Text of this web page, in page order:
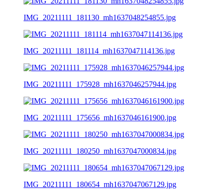
IMG_20211111_181130_mh1637048254855.jpg
IMG_20211111_181114_mh1637047114136.jpg
IMG_20211111_175928_mh1637046257944.jpg
IMG_20211111_175656_mh1637046161900.jpg
IMG_20211111_180250_mh1637047000834.jpg
IMG_20211111_180654_mh1637047067129.jpg